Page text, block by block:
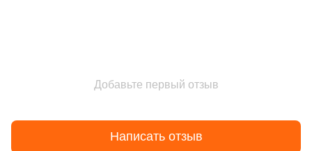
Добавьте первый отзыв
Написать отзыв